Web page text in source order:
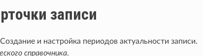
записи
и настройка периодов актуальности записи.
справочника.